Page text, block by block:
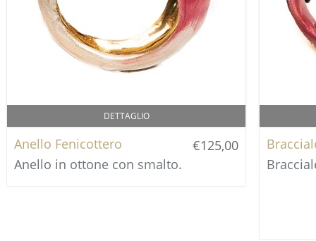
DETTAGLIO
Anello Fenicottero
Anello in ottone con smalto.
€125,00